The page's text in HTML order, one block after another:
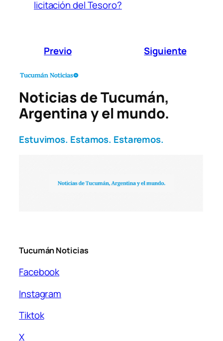
licitación del Tesoro?
Previo Siguiente
Noticias de Tucumán,
Argentina y el mundo.
Estuvimos. Estamos. Estaremos.
Tucumán Noticias
Facebook
Instagram
Tiktok
X